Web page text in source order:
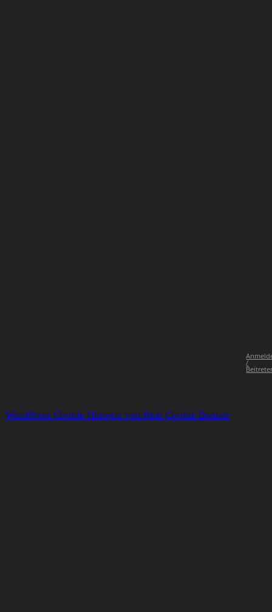
/
WordPress Cookie Hinweis von Real Cookie Banner